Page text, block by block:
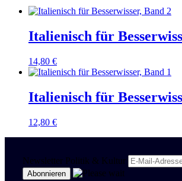
Italienisch für
14,80 €
Italienisch für
12,80 €
Newsletter Politik & Kultur